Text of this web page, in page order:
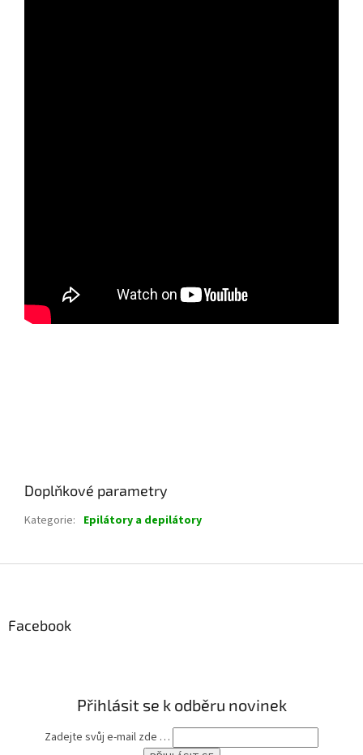
Doplňkové parametry
Kategorie: Epilátory a depilátory
Facebook
Přihlásit se k odběru novinek
Zadejte svůj e-mail zde …